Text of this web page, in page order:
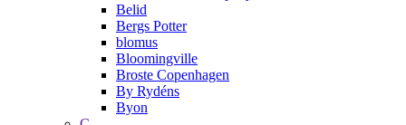
Belid
Bergs Potter
blomus
Bloomingville
Broste Copenhagen
By Rydéns
Byon